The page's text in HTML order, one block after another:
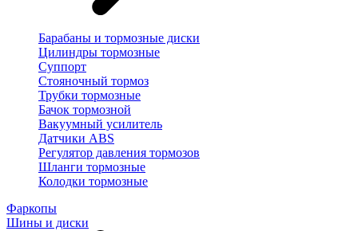
Барабаны и тормозные диски
Цилиндры тормозные
Суппорт
Стояночный тормоз
Трубки тормозные
Бачок тормозной
Вакуумный усилитель
Датчики ABS
Регулятор давления тормозов
Шланги тормозные
Колодки тормозные
Фаркопы
Шины и диски